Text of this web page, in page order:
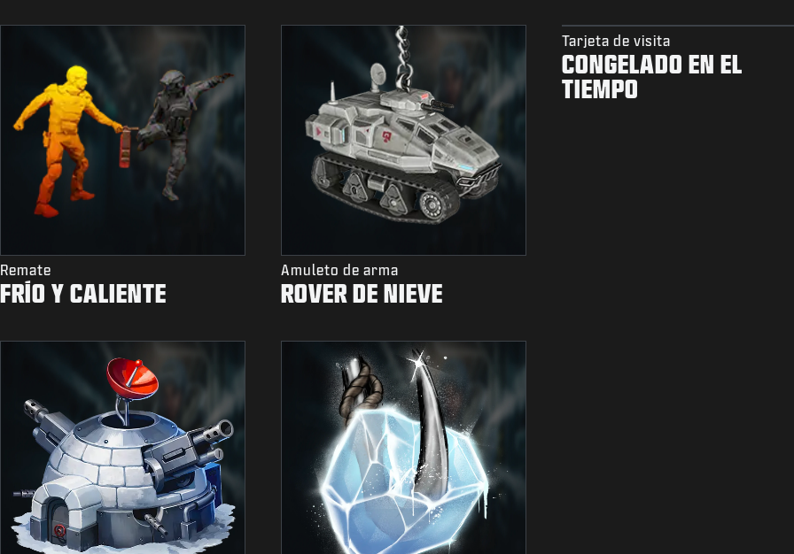
Remate
FRÍO Y CALIENTE
Amuleto de arma
ROVER DE NIEVE
Tarjeta de visita
CONGELADO EN EL
TIEMPO